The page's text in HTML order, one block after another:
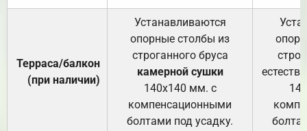
Терраса/балкон
(при наличии)
Устанавливаются
опорные столбы из
строганного бруса
камерной сушки
140х140 мм. с
компенсационными
болтами под усадку.